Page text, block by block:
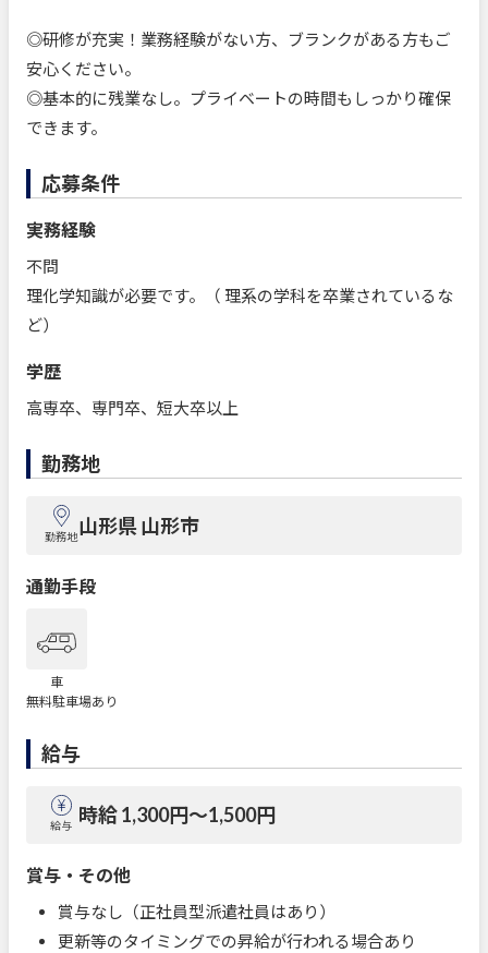
◎研修が充実！業務経験がない方、ブランクがある方もご
安心ください。
◎基本的に残業なし。プライベートの時間もしっかり確保
できます。
応募条件
実務経験
不問
理化学知識が必要です。（ 理系の学科を卒業されているな
ど）
学歴
高専卒、専門卒、短大卒以上
勤務地
勤務地山形県 山形市
通勤手段
車
無料駐車場あり
給与
給与 時給 1,300円〜1,500円
賞与・その他
賞与なし（正社員型派遣社員はあり）
更新等のタイミングでの昇給が行われる場合あり